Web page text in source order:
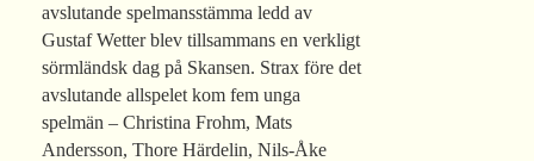
avslutande spelmansstämma ledd av
Gustaf Wetter blev tillsammans en verkligt
sörmländsk dag på Skansen. Strax före det
avslutande allspelet kom fem unga
spelmän – Christina Frohm, Mats
Andersson, Thore Härdelin, Nils-Åke